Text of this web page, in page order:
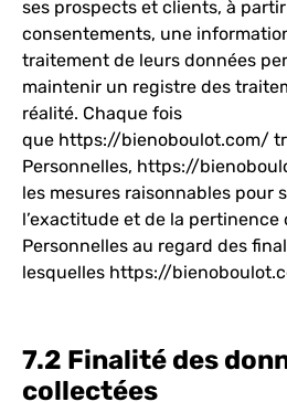
ses prospects et clients, à
consentements, une
traitement de leurs données
maintenir un registre des
réalité. Chaque fois
que https://bienoboulot.com/
Personnelles, https://
les mesures raisonnables pour
l’exactitude et de la pertinence
Personnelles au regard des
lesquelles https://
7.2 Finalité des
collectées